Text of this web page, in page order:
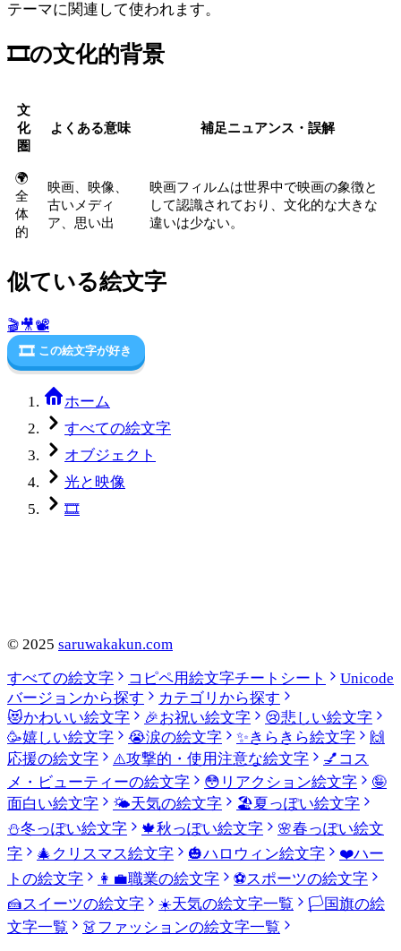
テーマに関連して使われます。
🎞️の文化的背景
文
化
圏
よくある意味 補足ニュアンス・誤解
🌍
全
体
的
映画、映像、
古いメディ
ア、思い出
映画フィルムは世界中で映画の象徴と
して認識されており、文化的な大きな
違いは少ない。
似ている絵文字
🎬🎥📽️
🎞️ この絵文字が好き
ホーム
すべての絵文字
オブジェクト
光と映像
🎞️
© 2025 saruwakakun.com
すべての絵文字
コピペ用絵文字チートシート
Unicode
バージョンから探す
カテゴリから探す
😻かわいい絵文字 🎉お祝い絵文字 😢悲しい絵文字
🥳嬉しい絵文字 😭涙の絵文字 ✨きらきら絵文字
🙌
応援の絵文字
⚠️攻撃的・使用注意な絵文字 💅 コス
メ・ビューティーの絵文字
😳 リアクション絵文字
🤪
面白い絵文字
🌤️天気の絵文字 🏖️夏っぽい絵文字
⛄冬っぽい絵文字 🍁秋っぽい絵文字 🌸春っぽい絵文
字
🎄 クリスマス絵文字 🎃ハロウィン絵文字 ❤️ハー
トの絵文字
👩‍💼職業の絵文字 ⚽スポーツの絵文字
🍰スイーツの絵文字 ☀️天気の絵文字一覧 🏳️国旗の絵
文字一覧
👗ファッションの絵文字一覧